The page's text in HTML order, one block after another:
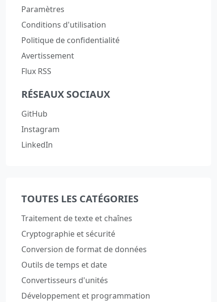
Paramètres
Conditions d'utilisation
Politique de confidentialité
Avertissement
Flux RSS
RÉSEAUX SOCIAUX
GitHub
Instagram
LinkedIn
TOUTES LES CATÉGORIES
Traitement de texte et chaînes
Cryptographie et sécurité
Conversion de format de données
Outils de temps et date
Convertisseurs d'unités
Développement et programmation